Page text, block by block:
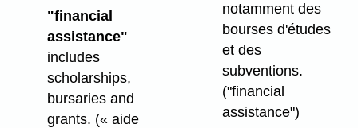
"financial
assistance"
includes
scholarships,
bursaries and
grants. (« aide
notamment des
bourses d'études
et des
subventions.
("financial
assistance")